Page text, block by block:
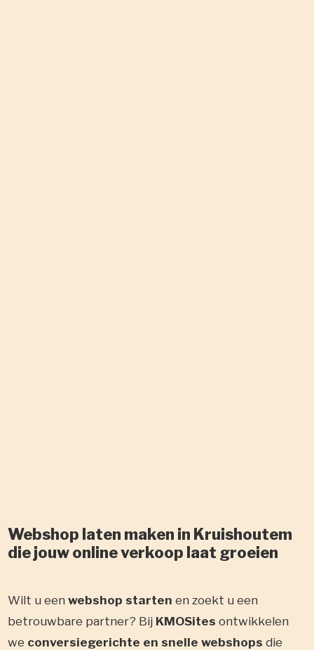
Webshop laten maken in Kruishoutem
die jouw online verkoop laat groeien
Wilt u eenwebshop startenen zoekt u een
betrouwbare partner? Bij KMOSitesontwikkelen
we conversiegerichte en snelle webshops die